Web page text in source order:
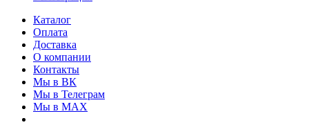
Каталог
Оплата
Доставка
О компании
Контакты
Мы в ВК
Мы в Телеграм
Мы в МAX